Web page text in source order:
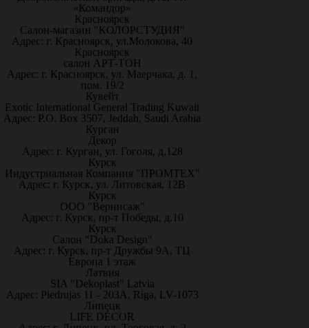
«Командор»
Красноярск
Салон-магазин "КОЛОРСТУДИЯ"
Адрес: г. Красноярск, ул.Молокова, 40
Красноярск
салон АРТ-ТОН
Адрес: г. Красноярск, ул. Маерчака, д. 1,
пом. 19/2
Кувейт
Exotic International General Trading Kuwait
Адрес: P.O. Box 3507, Jeddah, Saudi Arabia
Курган
Декор
Адрес: г. Курган, ул. Гоголя, д.128
Курск
Индустриальная Компания "ПРОМТЕХ"
Адрес: г. Курск, ул. Литовская, 12В
Курск
ООО "Вернисаж"
Адрес: г. Курск, пр-т Победы, д.10
Курск
Салон "Doka Design"
Адрес: г. Курск, пр-т Дружбы 9А, ТЦ
Европа 1 этаж
Латвия
SIA "Dekoplast" Latvia
Адрес: Piedrujas 11 - 203A, Riga, LV-1073
Липецк
LIFE DÉCOR